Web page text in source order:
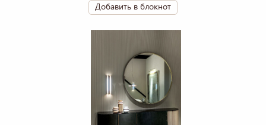
Добавить в блокнот